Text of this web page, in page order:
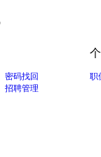
密码找回
招聘管理
职